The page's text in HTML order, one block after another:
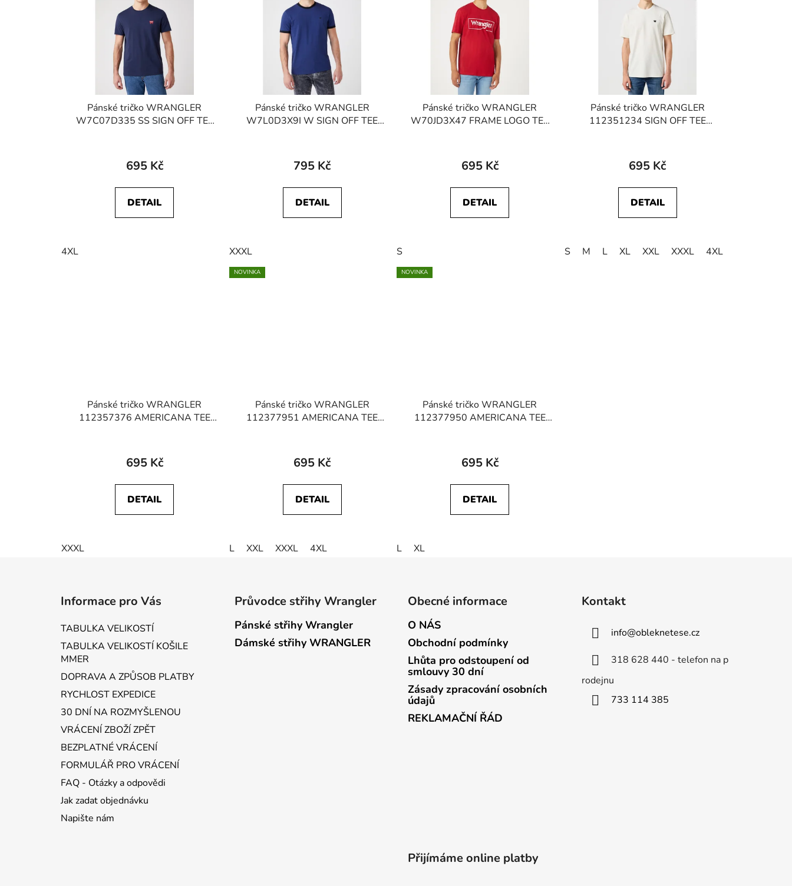
Pánské tričko WRANGLER
W7C07D335 SS SIGN OFF TEE
695 Kč
DETAIL
4XL
Pánské tričko WRANGLER
W7L0D3X9I W SIGN OFF TEE
795 Kč
DETAIL
XXXL
Pánské tričko WRANGLER
W70JD3X47 FRAME LOGO TEE
695 Kč
DETAIL
S
Pánské tričko WRANGLER
112351234 SIGN OFF TEE
695 Kč
DETAIL
S M L XL XXL XXXL 4XL
Pánské tričko WRANGLER
112357376 AMERICANA TEE
695 Kč
DETAIL
XXXL
NOVINKA
Pánské tričko WRANGLER
112377951 AMERICANA TEE
695 Kč
DETAIL
L XXL XXXL 4XL
NOVINKA
Pánské tričko WRANGLER
112377950 AMERICANA TEE
695 Kč
DETAIL
L XL
Informace pro Vás
TABULKA VELIKOSTÍ
TABULKA VELIKOSTÍ KOŠILE
MMER
DOPRAVA A ZPŮSOB PLATBY
RYCHLOST EXPEDICE
30 DNÍ NA ROZMYŠLENOU
VRÁCENÍ ZBOŽÍ ZPĚT
BEZPLATNÉ VRÁCENÍ
FORMULÁŘ PRO VRÁCENÍ
FAQ - Otázky a odpovědi
Jak zadat objednávku
Napište nám
Průvodce střihy Wrangler
Pánské střihy Wrangler
Dámské střihy WRANGLER
Obecné informace
O NÁS
Obchodní podmínky
Lhůta pro odstoupení od
smlouvy 30 dní
Zásady zpracování osobních
údajů
REKLAMAČNÍ ŘÁD
Kontakt
info@obleknetese.cz
318 628 440 - telefon na p
rodejnu
733 114 385
Přijímáme online platby